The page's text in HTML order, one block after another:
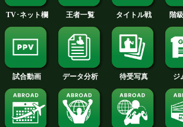
2014年
2013年
2012年